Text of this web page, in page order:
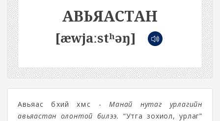
АВЬЯАСТАН
[æwjaːstʰəŋ]
Авьяас бүхий хүмүүс - Манай нутаг урлагийн
авьяастан олонтой билээ. “Утга зохиол, урлаг”